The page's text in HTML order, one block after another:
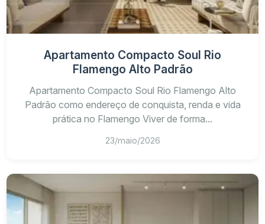
planta e a área privativa
andar, posição, ventilação e incidência
tabela de preços e disponibilidade
financiamento
memorial descritivo e documentação
Apartamento Compacto Soul Rio
Flamengo Alto Padrão
Apartamento Compacto Soul Rio Flamengo Alto
Padrão como endereço de conquista, renda e vida
prática no Flamengo Viver de forma...
23/maio/2026